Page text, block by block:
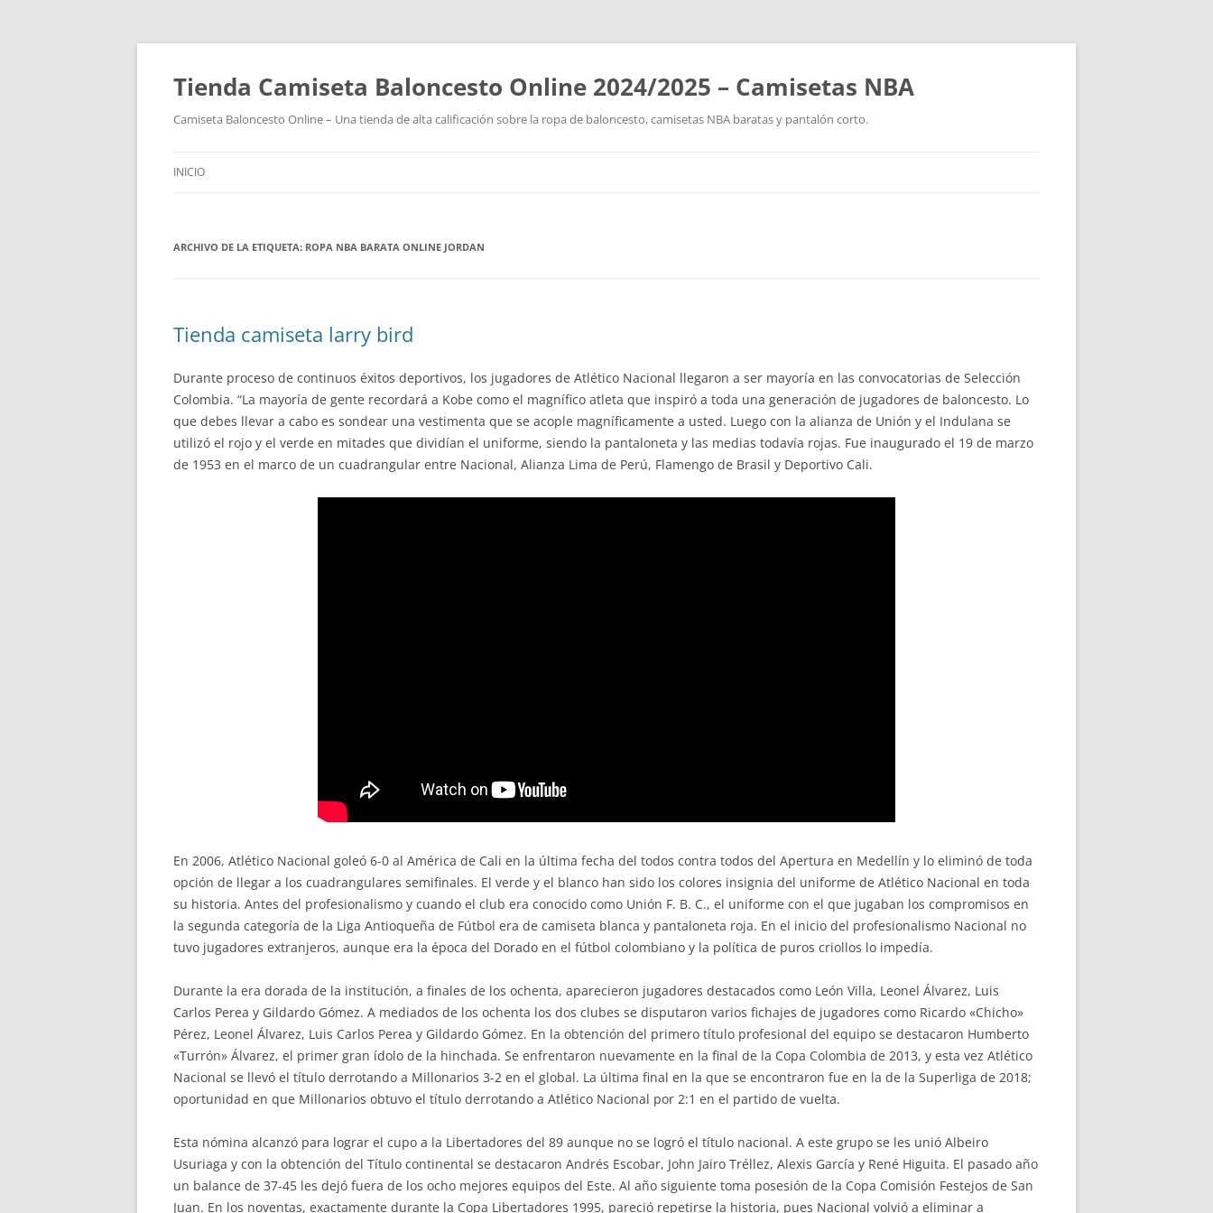
Tienda Camiseta Baloncesto Online 2024/2025 – Camisetas NBA
Camiseta Baloncesto Online – Una tienda de alta calificación sobre la ropa de baloncesto, camisetas NBA baratas y pantalón corto.
INICIO
ARCHIVO DE LA ETIQUETA: ROPA NBA BARATA ONLINE JORDAN
Tienda camiseta larry bird
Durante proceso de continuos éxitos deportivos, los jugadores de Atlético Nacional llegaron a ser mayoría en las convocatorias de Selección
Colombia. “La mayoría de gente recordará a Kobe como el magnífico atleta que inspiró a toda una generación de jugadores de baloncesto. Lo
que debes llevar a cabo es sondear una vestimenta que se acople magníficamente a usted. Luego con la alianza de Unión y el Indulana se
utilizó el rojo y el verde en mitades que dividían el uniforme, siendo la pantaloneta y las medias todavía rojas. Fue inaugurado el 19 de marzo
de 1953 en el marco de un cuadrangular entre Nacional, Alianza Lima de Perú, Flamengo de Brasil y Deportivo Cali.
En 2006, Atlético Nacional goleó 6-0 al América de Cali en la última fecha del todos contra todos del Apertura en Medellín y lo eliminó de toda
opción de llegar a los cuadrangulares semifinales. El verde y el blanco han sido los colores insignia del uniforme de Atlético Nacional en toda
su historia. Antes del profesionalismo y cuando el club era conocido como Unión F. B. C., el uniforme con el que jugaban los compromisos en
la segunda categoría de la Liga Antioqueña de Fútbol era de camiseta blanca y pantaloneta roja. En el inicio del profesionalismo Nacional no
tuvo jugadores extranjeros, aunque era la época del Dorado en el fútbol colombiano y la política de puros criollos lo impedía.
Durante la era dorada de la institución, a finales de los ochenta, aparecieron jugadores destacados como León Villa, Leonel Álvarez, Luis
Carlos Perea y Gildardo Gómez. A mediados de los ochenta los dos clubes se disputaron varios fichajes de jugadores como Ricardo «Chicho»
Pérez, Leonel Álvarez, Luis Carlos Perea y Gildardo Gómez. En la obtención del primero título profesional del equipo se destacaron Humberto
«Turrón» Álvarez, el primer gran ídolo de la hinchada. Se enfrentaron nuevamente en la final de la Copa Colombia de 2013, y esta vez Atlético
Nacional se llevó el título derrotando a Millonarios 3-2 en el global. La última final en la que se encontraron fue en la de la Superliga de 2018;
oportunidad en que Millonarios obtuvo el título derrotando a Atlético Nacional por 2:1 en el partido de vuelta.
Esta nómina alcanzó para lograr el cupo a la Libertadores del 89 aunque no se logró el título nacional. A este grupo se les unió Albeiro
Usuriaga y con la obtención del Título continental se destacaron Andrés Escobar, John Jairo Tréllez, Alexis García y René Higuita. El pasado año
un balance de 37-45 les dejó fuera de los ocho mejores equipos del Este. Al año siguiente toma posesión de la Copa Comisión Festejos de San
Juan. En los noventas, exactamente durante la Copa Libertadores 1995, pareció repetirse la historia, pues Nacional volvió a eliminar a